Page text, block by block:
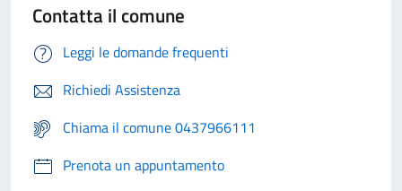
Contatta il comune
Leggi le domande frequenti
Richiedi Assistenza
Chiama il comune 0437966111
Prenota un appuntamento